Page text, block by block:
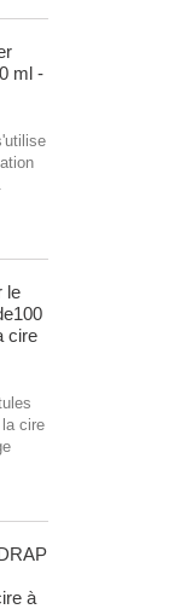
ml -
le
cire
la cire
à